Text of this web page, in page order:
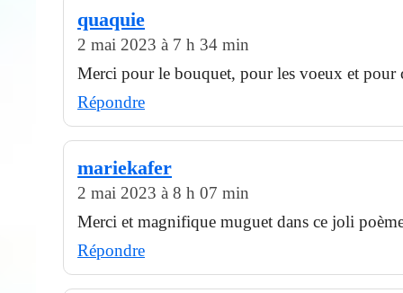
quaquie
2 mai 2023 à 7 h 34 min
Merci pour le bouquet, pour les voeux et pour
Répondre
mariekafer
2 mai 2023 à 8 h 07 min
Merci et magnifique muguet dans ce joli
Répondre